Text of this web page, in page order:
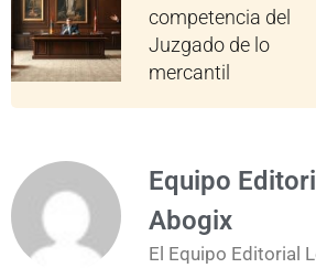
competencia del
Juzgado de lo
mercantil
Equipo
Abogix
El Equipo Editorial